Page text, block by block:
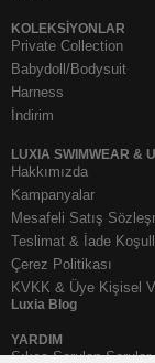
KOLEKSIYONLAR
Private Collection
Babydoll/Bodysuit
Harness
İndirim
LUXIA SWIMWEAR &
Hakkımızda
Kampanyalar
Mesafeli Satış
Teslimat & İade
Çerez Politikası
KVKK & Üye Kişisel
Luxia Blog
YARDIM
Sıkça Sorulan Sorular